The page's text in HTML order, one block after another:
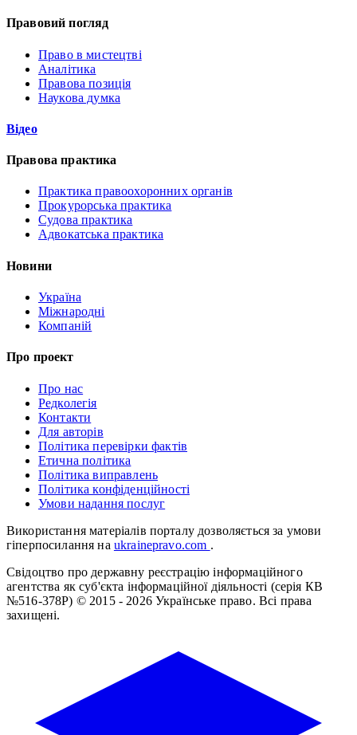
Правовий погляд
Право в мистецтві
Аналітика
Правова позиція
Наукова думка
Відео
Правова практика
Практика правоохоронних органів
Прокурорська практика
Судова практика
Адвокатська практика
Новини
Україна
Міжнародні
Компаній
Про проект
Про нас
Редколегія
Контакти
Для авторів
Політика перевірки фактів
Етична політика
Політика виправлень
Політика конфіденційності
Умови надання послуг
Використання матеріалів порталу дозволяється за умови
гіперпосилання на ukrainepravo.com .
Свідоцтво про державну реєстрацію інформаційного
агентства як суб'єкта інформаційної діяльності (серія КВ
№516-378Р) © 2015 - 2026 Українське право. Всі права
захищені.